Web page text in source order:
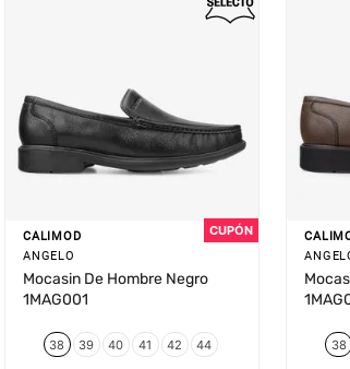
CALIMOD
ANGELO
Mocasin De Hombre Negro
1MAG001
38 39 40 41 42 44 38